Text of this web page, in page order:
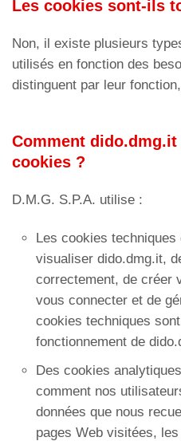
Les cookies sont-ils
Non, il existe plusieurs
utilisés en fonction des
distinguent par leur
Comment
cookies ?
D.M.G. S.P.A. utilise :
Les cookies
visualiser dido.dmg.it,
correctement, de créer
vous connecter et de
cookies techniques
fonctionnement de
Des cookies
comment nos
données que nous
pages Web visitées,